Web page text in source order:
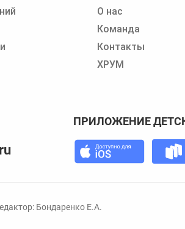
О нас
Команда
Контакты
ХРУМ
ПРИЛОЖЕНИЕ
Бондаренко Е.А.